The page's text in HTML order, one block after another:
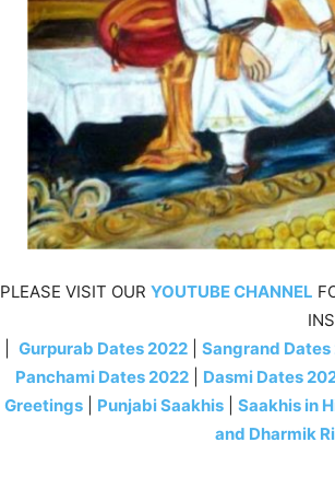
PLEASE VISIT OUR YOUTUBE CHANNEL
Gurpurab Dates 2022
Sangrand Dates
Panchami Dates 2022
Dasmi Dates
Greetings| Punjabi Saakhis| Saakhis in
and Dharmik